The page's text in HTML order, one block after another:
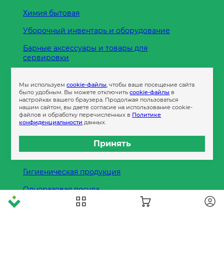
Химия бытовая
Уборочный инвентарь и оборудование
Барные аксессуары и товары для
сервировки
Пленка
Пакеты и сумки
Контейнеры
Бумага офисная
Гигиеническая продукция
Одноразовая посуда
Мы используемcookie-файлы, чтобы ваше посещение сайта
было удобным. Вы можете отключитьcookie-файлы в
настройках вашего браузера. Продолжая пользоваться
нашим сайтом, вы даете согласие на использование cookie-
файлов и обработку перечисленных в Политике
конфиденциальности данных.
Принять